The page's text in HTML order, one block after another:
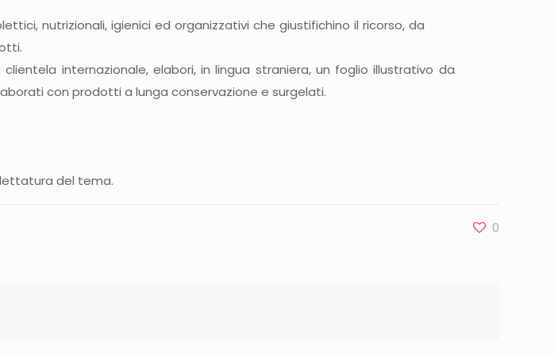
nutrizionali, igienici ed organizzativi che giustifichino il ricorso, da
internazionale, elabori, in lingua straniera, un foglio illustrativo da
con prodotti a lunga conservazione e surgelati.
del tema.
0